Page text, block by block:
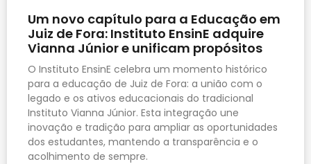
Um novo capítulo para a Educação em
Juiz de Fora: Instituto EnsinE adquire
Vianna Júnior e unificam propósitos
O Instituto EnsinE celebra um momento histórico
para a educação de Juiz de Fora: a união com o
legado e os ativos educacionais do tradicional
Instituto Vianna Júnior. Esta integração une
inovação e tradição para ampliar as oportunidades
dos estudantes, mantendo a transparência e o
acolhimento de sempre.